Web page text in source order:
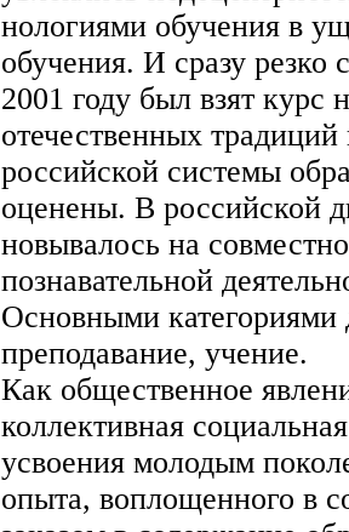
нологиями обучения в
обучения. И сразу резко
2001 году был взят курс
отечественных
российской системы
оценены. В российской
новывалось на
познавательной
Основными категориями
преподавание, учение.
Как общественное
коллективная
усвоения молодым
опыта, воплощенного в